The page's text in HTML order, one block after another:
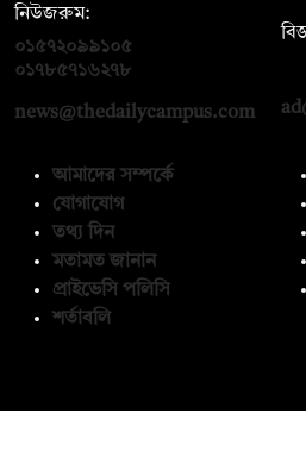
নিউজরুম:
০১৫৭২০৯৯১০৫
০১৭৮৫৭১৬২৭৮
news@thedailycampus.com
আমাদের সম্পর্কে
যোগাযোগ
তথ্য দিন
মতামত জানান
প্রাইভেসি পলিসি
শর্তাবলি